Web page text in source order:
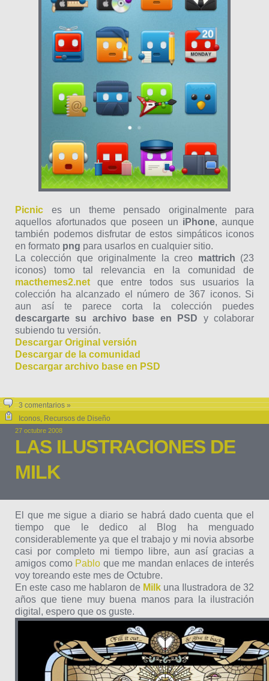
Picnic es un theme pensado originalmente para
aquellos afortunados que poseen un iPhone, aunque
también podemos disfrutar de estos simpáticos iconos
en formato png para usarlos en cualquier sitio.
La colección que originalmente la creo mattrich (23
iconos) tomo tal relevancia en la comunidad de
macthemes2.net que entre todos sus usuarios la
colección ha alcanzado el número de 367 iconos. Si
aun así te parece corta la colección puedes
descargarte su archivo base en PSD y colaborar
subiendo tu versión.
Descargar Original versión
Descargar de la comunidad
Descargar archivo base en PSD
3 comentarios »
Iconos, Recursos de Diseño
27 octubre 2008
LAS ILUSTRACIONES DE
MILK
El que me sigue a diario se habrá dado cuenta que el
tiempo que le dedico al Blog ha menguado
considerablemente ya que el trabajo y mi novia absorbe
casi por completo mi tiempo libre, aun así gracias a
amigos como Pablo que me mandan enlaces de interés
voy toreando este mes de Octubre.
En este caso me hablaron de Milkuna Ilustradora de 32
años que tiene muy buena manos para la ilustración
digital, espero que os guste.